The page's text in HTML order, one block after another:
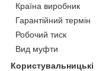
Країна виробник
Гарантійний термін
Робочий тиск
Вид муфти
Користувальницькі